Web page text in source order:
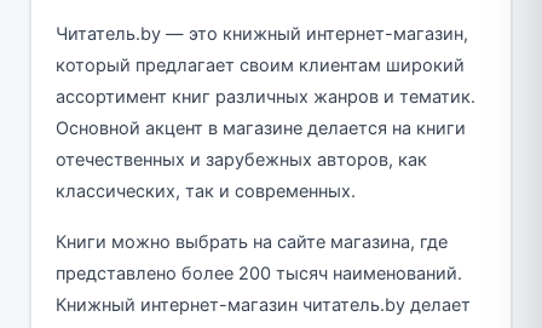
Читатель.by — это книжный интернет-магазин,
который предлагает своим клиентам широкий
ассортимент книг различных жанров и тематик.
Основной акцент в магазине делается на книги
отечественных и зарубежных авторов, как
классических, так и современных.
Книги можно выбрать на сайте магазина, где
представлено более 200 тысяч наименований.
Книжный интернет-магазин читатель.by делает